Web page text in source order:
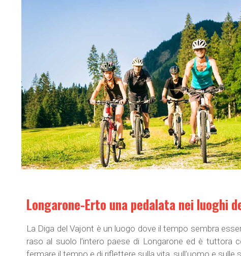
Longarone-Erto una pedalata nei luoghi
La Diga del Vajont è un luogo dove il tempo sembra
raso al suolo l’intero paese di Longarone ed è tuttora